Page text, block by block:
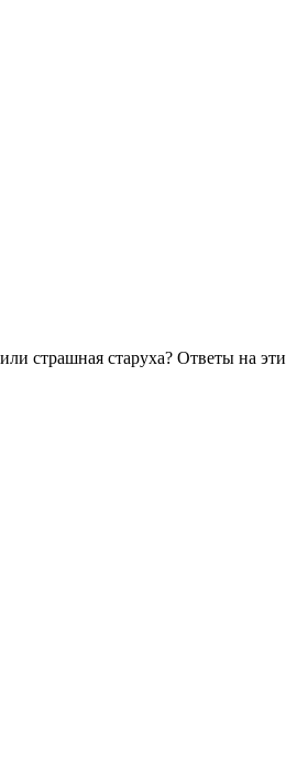
страшная старуха? Ответы на эти